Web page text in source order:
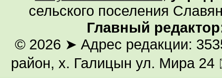
сельского поселения
Главный
© 2026 ➤ Адрес редакции:
район, х. Галицын ул. Мира